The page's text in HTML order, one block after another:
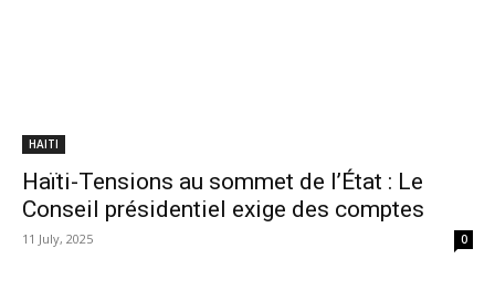
HAITI
Haïti-Tensions au sommet de l’État : Le
Conseil présidentiel exige des comptes
11 July, 2025 0